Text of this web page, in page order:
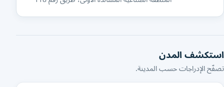
استكشف المدن
تصفّح الإدراجات حسب المدينة.